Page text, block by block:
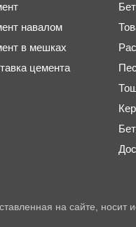
навалом
в мешках
цемента
на сайте, носит